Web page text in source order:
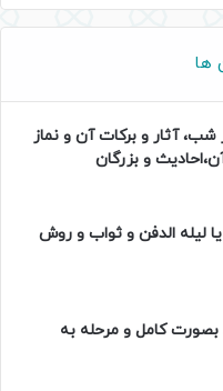
ها
شب، آثار و برکات آن و نماز
و بزرگان
لیله الدفن و ثواب و روش
کامل و مرحله به